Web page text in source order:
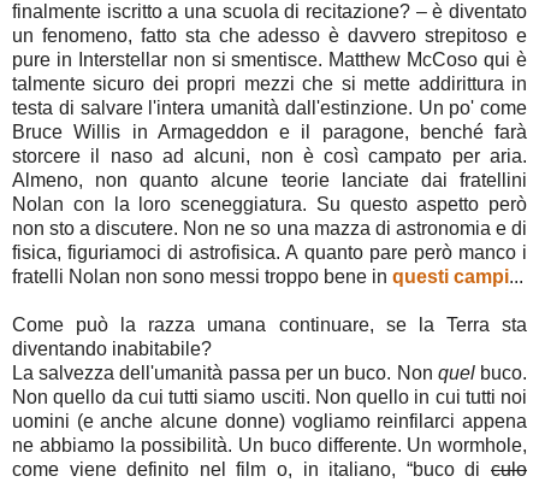
finalmente iscritto a una scuola di recitazione? – è diventato
un fenomeno, fatto sta che adesso è davvero strepitoso e
pure in Interstellar non si smentisce. Matthew McCoso qui è
talmente sicuro dei propri mezzi che si mette addirittura in
testa di salvare l'intera umanità dall'estinzione. Un po' come
Bruce Willis in Armageddon e il paragone, benché farà
storcere il naso ad alcuni, non è così campato per aria.
Almeno, non quanto alcune teorie lanciate dai fratellini
Nolan con la loro sceneggiatura. Su questo aspetto però
non sto a discutere. Non ne so una mazza di astronomia e di
fisica, figuriamoci di astrofisica. A quanto pare però manco i
fratelli Nolan non sono messi troppo bene in questi campi...
Come può la razza umana continuare, se la Terra sta
diventando inabitabile?
La salvezza dell'umanità passa per un buco. Non quelbuco.
Non quello da cui tutti siamo usciti. Non quello in cui tutti noi
uomini (e anche alcune donne) vogliamo reinfilarci appena
ne abbiamo la possibilità. Un buco differente. Un wormhole,
come viene definito nel film o, in italiano, “buco di culo